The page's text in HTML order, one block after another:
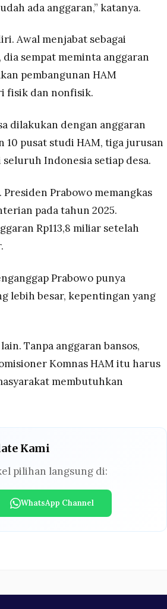
ada anggaran,” katanya.
Awal menjabat sebagai
sempat meminta anggaran
pembangunan HAM
fisik dan nonfisik.
dilakukan dengan anggaran
10 pusat studi HAM, tiga jurusan
Indonesia setiap desa.
Prabowo memangkas
pada tahun 2025.
Rp113,8 miliar setelah
Prabowo punya
lebih besar, kepentingan yang
Tanpa anggaran bansos,
Komnas HAM itu harus
membutuhkan
Kami
pilihan langsung di:
WhatsApp Channel